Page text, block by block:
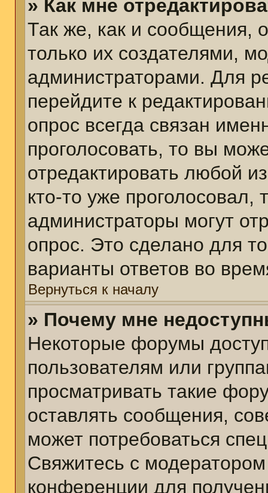
» Как мне
Так же, как и сообщения,
только их создателями,
администраторами. Для
перейдите к
опрос всегда связан
проголосовать, то вы
отредактировать любой
кто-то уже
администраторы могут
опрос. Это сделано для
варианты ответов во
Вернуться к началу
» Почему мне
Некоторые форумы
пользователям или
просматривать такие
оставлять сообщения,
может потребоваться
Свяжитесь с
конференции для